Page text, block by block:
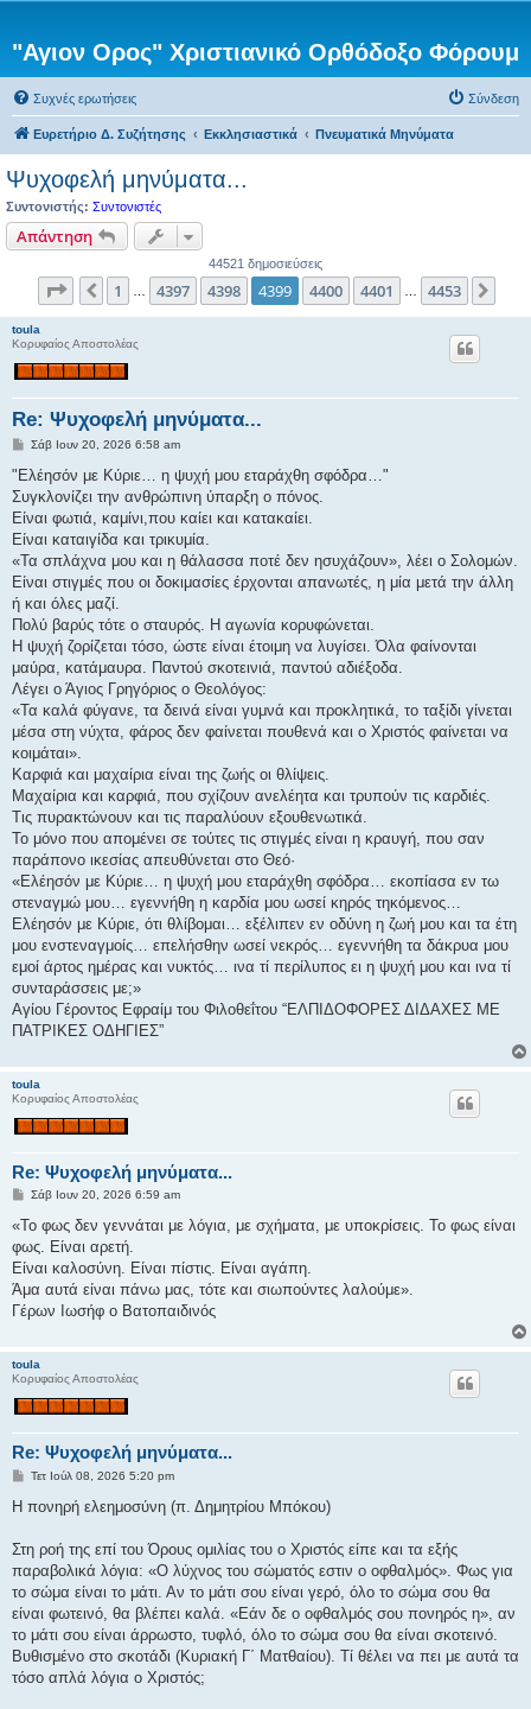
"Αγιον Ορος" Χριστιανικό Ορθόδοξο Φόρουμ
Συχνές ερωτήσεις Σύνδεση
Ευρετήριο Δ. Συζήτησης Εκκλησιαστικά Πνευματικά Μηνύματα
Ψυχοφελή μηνύματα...
Συντονιστής: Συντονιστές
Απάντηση
44521 δημοσιεύσεις
Σελίδα από 4453
Προηγούμενη
1 4397 4398 4399 4400 4401 4453
toula
Κορυφαίος Αποστολέας
Re: Ψυχοφελή μηνύματα...
Δ
μ
σ
ί
υ
σ
Σάβ Ιουν 20, 2026 6:58 am
"Ελέησόν με Κύριε… η ψυχή μου εταράχθη σφόδρα…"
Συγκλονίζει την ανθρώπινη ύπαρξη ο πόνος.
Είναι φωτιά, καμίνι,που καίει και κατακαίει.
Είναι καταιγίδα και τρικυμία.
«Τα σπλάχνα μου και η θάλασσα ποτέ δεν ησυχάζουν», λέει ο Σολομών.
Είναι στιγμές που οι δοκιμασίες έρχονται απανωτές, η μία μετά την άλλη
ή και όλες μαζί.
Πολύ βαρύς τότε ο σταυρός. Η αγωνία κορυφώνεται.
Η ψυχή ζορίζεται τόσο, ώστε είναι έτοιμη να λυγίσει. Όλα φαίνονται
μαύρα, κατάμαυρα. Παντού σκοτεινιά, παντού αδιέξοδα.
Λέγει ο Άγιος Γρηγόριος ο Θεολόγος:
«Τα καλά φύγανε, τα δεινά είναι γυμνά και προκλητικά, το ταξίδι γίνεται
μέσα στη νύχτα, φάρος δεν φαίνεται πουθενά και ο Χριστός φαίνεται να
κοιμάται».
Καρφιά και μαχαίρια είναι της ζωής οι θλίψεις.
Μαχαίρια και καρφιά, που σχίζουν ανελέητα και τρυπούν τις καρδιές.
Τις πυρακτώνουν και τις παραλύουν εξουθενωτικά.
Το μόνο που απομένει σε τούτες τις στιγμές είναι η κραυγή, που σαν
παράπονο ικεσίας απευθύνεται στο Θεό·
«Ελέησόν με Κύριε… η ψυχή μου εταράχθη σφόδρα… εκοπίασα εν τω
στεναγμώ μου… εγεννήθη η καρδία μου ωσεί κηρός τηκόμενος…
Ελέησόν με Κύριε, ότι θλίβομαι… εξέλιπεν εν οδύνη η ζωή μου και τα έτη
μου ενστεναγμοίς… επελήσθην ωσεί νεκρός… εγεννήθη τα δάκρυα μου
εμοί άρτος ημέρας και νυκτός… ινα τί περίλυπος ει η ψυχή μου και ινα τί
συνταράσσεις με;»
Αγίου Γέροντος Εφραίμ του Φιλοθεΐτου “ΕΛΠΙΔΟΦΟΡΕΣ ΔΙΔΑΧΕΣ ΜΕ
ΠΑΤΡΙΚΕΣ ΟΔΗΓΙΕΣ”
toula
Κορυφαίος Αποστολέας
Re: Ψυχοφελή μηνύματα...
Δ
μ
σ
ί
υ
σ
η
Σάβ Ιουν 20, 2026 6:59 am
«Το φως δεν γεννάται με λόγια, με σχήματα, με υποκρίσεις. Το φως είναι
φως. Είναι αρετή.
Είναι καλοσύνη. Είναι πίστις. Είναι αγάπη.
Άμα αυτά είναι πάνω μας, τότε και σιωπούντες λαλούμε».
Γέρων Ιωσήφ ο Βατοπαιδινός
toula
Κορυφαίος Αποστολέας
Re: Ψυχοφελή μηνύματα...
Δ
μ
ί
υ
σ
Τετ Ιούλ 08, 2026 5:20 pm
Η πονηρή ελεημοσύνη (π. Δημητρίου Μπόκου)
Στη ροή της επί του Όρους ομιλίας του ο Χριστός είπε και τα εξής
παραβολικά λόγια: «Ο λύχνος του σώματός εστιν ο οφθαλμός». Φως για
το σώμα είναι το μάτι. Αν το μάτι σου είναι γερό, όλο το σώμα σου θα
είναι φωτεινό, θα βλέπει καλά. «Εάν δε ο οφθαλμός σου πονηρός η», αν
το μάτι σου είναι άρρωστο, τυφλό, όλο το σώμα σου θα είναι σκοτεινό.
Βυθισμένο στο σκοτάδι (Κυριακή Γ΄ Ματθαίου). Τί θέλει να πει με αυτά τα
τόσο απλά λόγια ο Χριστός;